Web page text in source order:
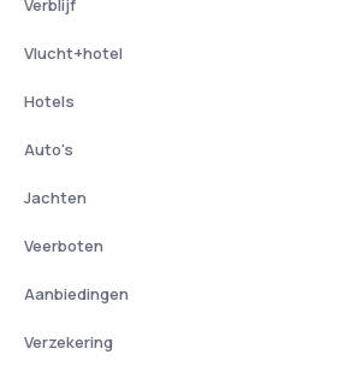
Verblijf
Vlucht+hotel
Hotels
Auto's
Jachten
Veerboten
Aanbiedingen
Verzekering